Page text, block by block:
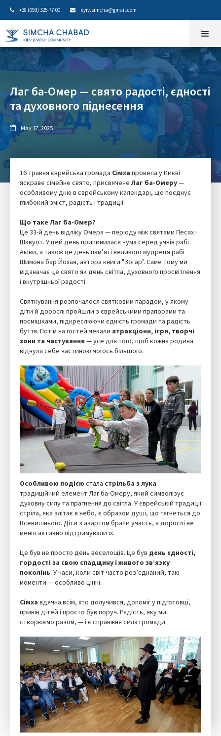
 +38 (093) 325-77-00  kyiv.simcha@gmail.com
Лаг ба-Омер — свято радості, єдності
та духовного піднесення
 May 17, 2025
16 травня єврейська громада Сімха провела у Києві
яскраве сімейне свято, присвячене Лаг ба-Омеру—
особливому дню в єврейському календарі, що поєднує
глибокий зміст, радість і традиції.
Що таке Лаг ба-Омер?
Це 33-й день відліку Омера — періоду між святами Песах і
Шавуот. У цей день припинилася чума серед учнів рабі
Аківи, а також це день пам’яті великого мудреця рабі
Шимона бар Йохая, автора книги "Зогар". Саме тому ми
відзначає це свято як день світла, духовного просвітлення
і внутрішньої радості.
Святкування розпочалося святковим парадом, у якому
діти й дорослі пройшли з єврейськими прапорами та
посмішками, підкреслюючи єдність громади та радість
буття. Потім на гостей чекали атракціони, ігри, творчі
зони та частування — усе для того, щоб кожна родина
відчула себе частиною чогось більшого.
Особливою подією стала стрільба з лука —
традиційний елемент Лаг ба-Омеру, який символізує
духовну силу та прагнення до світла. У єврейській традиції
стріла, яка злітає в небо, є образом душі, що тягнеться до
Всевишнього. Діти з азартом брали участь, а дорослі не
менш активно підтримували їх.
Це був не просто день веселощів. Це був день єдності,
гордості за свою спадщину і живого зв’язку
поколінь. У часи, коли світ часто роз’єднаний, такі
моменти — особливо цінні.
Сімха вдячна всім, хто долучився, допоміг у підготовці,
привів дітей і просто був поруч. Радість, яку ми
створюємо разом, — і є справжня сила громади.